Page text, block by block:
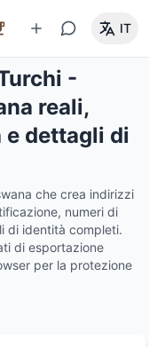
IT
-
reali,
dettagli di
che crea indirizzi
numeri di
di identità completi.
di esportazione
per la protezione